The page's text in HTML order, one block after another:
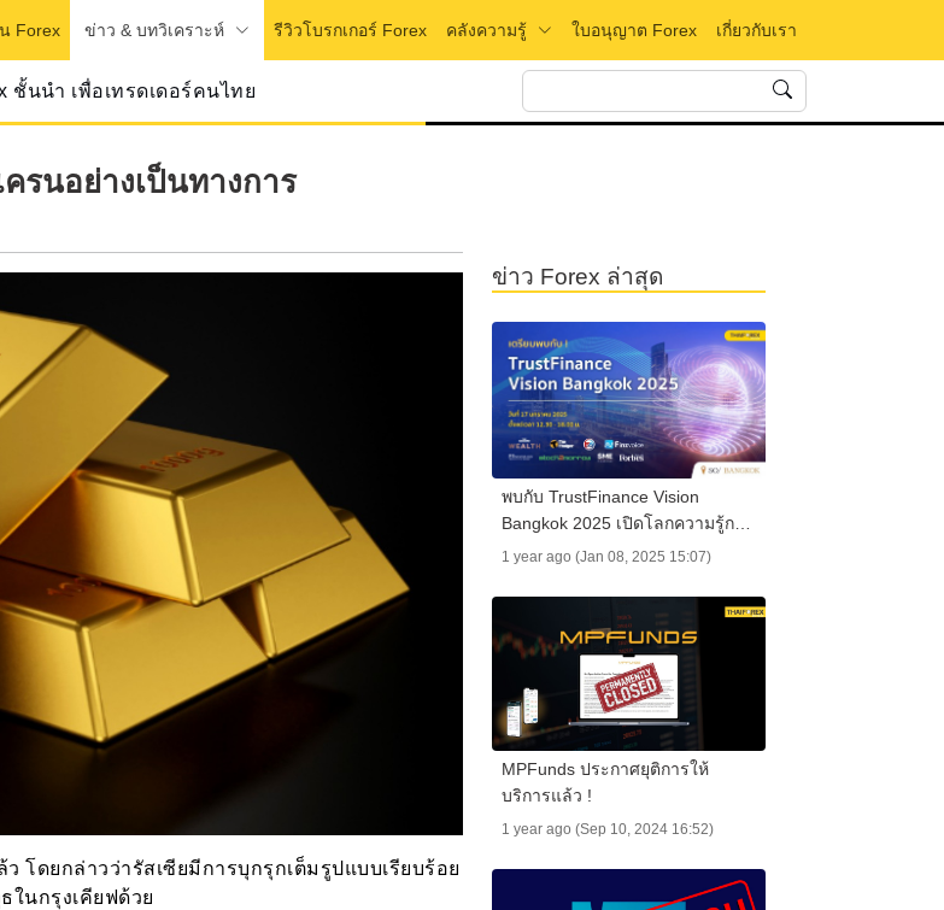
Forex ข่าว & บทวิเคราะห์ รีวิวโบรกเกอร์ Forex คลังความรู้ ใบอนุญาต Forex เกี่ยวกับเรา
ชั้นนำ เพื่อเทรดเดอร์คนไทย
รนอย่างเป็นทางการ
โดยกล่าวว่ารัสเซียมีการบุกรุกเต็มรูปแบบเรียบร้อย
นกรุงเคียฟด้วย
ข่าว Forex ล่าสุด
พบกับ TrustFinance Vision
Bangkok 2025 เปิดโลกความรู้การ
เงิน
1 year ago (Jan 08, 2025 15:07)
MPFunds ประกาศยุติการให้
บริการแล้ว !
1 year ago (Sep 10, 2024 16:52)